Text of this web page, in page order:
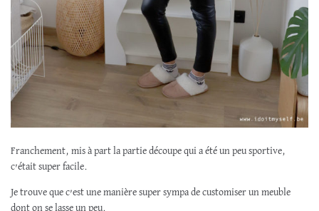
Franchement, mis à part la partie découpe qui a été un peu sportive,
c’était super facile.
Je trouve que c’est une manière super sympa de customiser un meuble
dont on se lasse un peu.